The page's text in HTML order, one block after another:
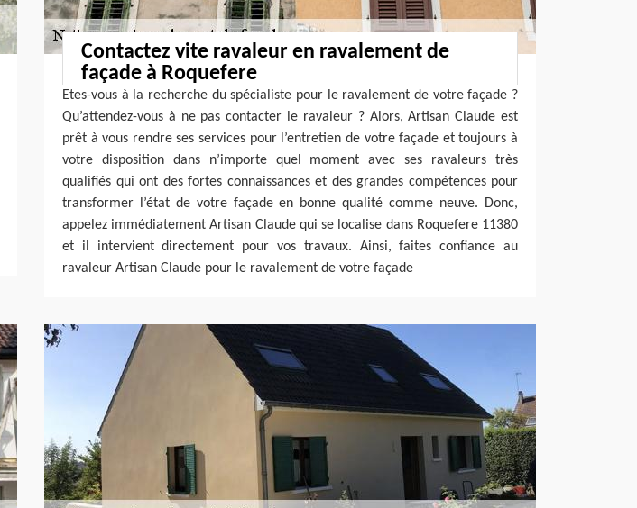
Contactez vite ravaleur en ravalement de
façade à Roquefere
Etes-vous à la recherche du spécialiste pour le ravalement de votre façade ?
Qu’attendez-vous à ne pas contacter le ravaleur ? Alors, Artisan Claude est
prêt à vous rendre ses services pour l’entretien de votre façade et toujours à
votre disposition dans n’importe quel moment avec ses ravaleurs très
qualifiés qui ont des fortes connaissances et des grandes compétences pour
transformer l’état de votre façade en bonne qualité comme neuve. Donc,
appelez immédiatement Artisan Claude qui se localise dans Roquefere 11380
et il intervient directement pour vos travaux. Ainsi, faites confiance au
ravaleur Artisan Claude pour le ravalement de votre façade